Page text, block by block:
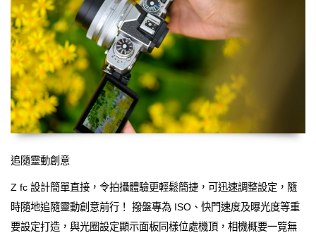
追隨靈動創意
Z fc 設計簡單直接，令拍攝體驗更輕鬆簡捷，可迅速調整設定，隨
時隨地追隨靈動創意前行！ 撥盤專為 ISO、快門速度及曝光度等重
要設定打造，與光圈設定顯示面板同樣位處機頂，相機概要一覽無